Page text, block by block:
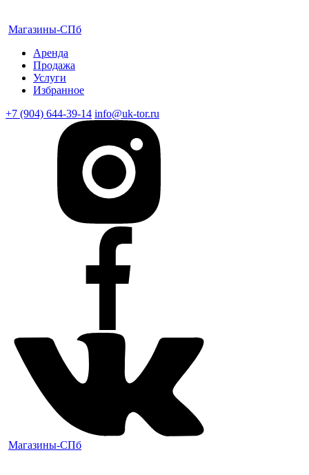
Магазины-СПб
Аренда
Продажа
Услуги
Избранное
+7 (904) 644-39-14 info@uk-tor.ru
Магазины-СПб